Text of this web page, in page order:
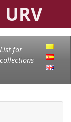
List for
collections